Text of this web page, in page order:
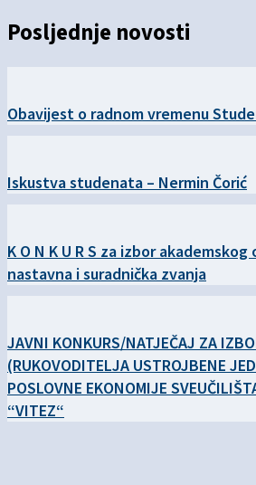
Posljednje novosti
Obavijest o radnom vremenu
Iskustva studenata – Nermin Čorić
K O N K U R S za izbor
nastavna i suradnička zvanja
JAVNI KONKURS/NATJEČAJ ZA
(RUKOVODITELJA USTROJBENE
POSLOVNE EKONOMIJE
“VITEZ“